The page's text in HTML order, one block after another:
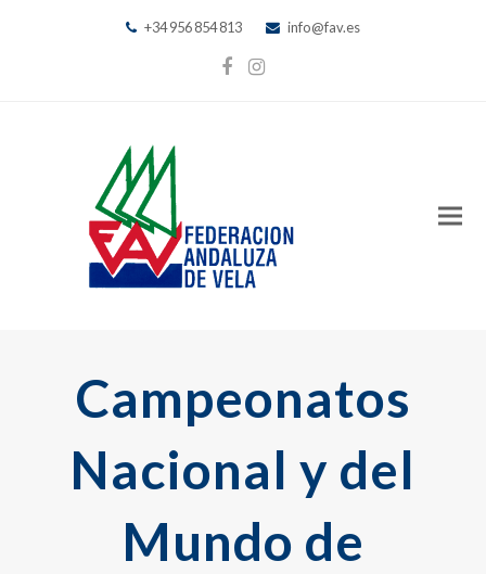
+34 956 854 813 info@fav.es
Facebook
Instagram
Campeonatos
Nacional y del
Mundo de